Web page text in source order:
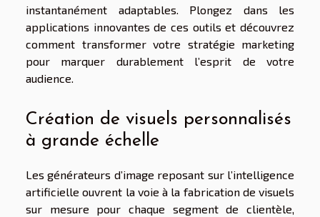
instantanément adaptables. Plongez dans les
applications innovantes de ces outils et découvrez
comment transformer votre stratégie marketing
pour marquer durablement l’esprit de votre
audience.
Création de visuels personnalisés
à grande échelle
Les générateurs d’image reposant sur l’intelligence
artificielle ouvrent la voie à la fabrication de visuels
sur mesure pour chaque segment de clientèle,